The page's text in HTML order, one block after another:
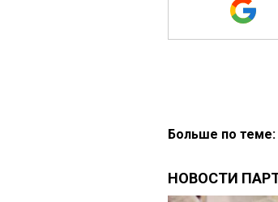
Больше по теме: